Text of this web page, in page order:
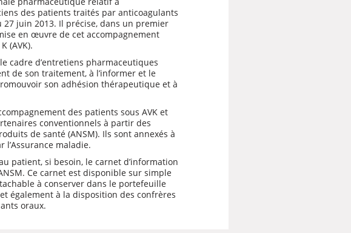
des patients traités par anticoagulants
juin 2013. Il précise, dans un premier
en œuvre de cet accompagnement
(AVK).
cadre d’entretiens pharmaceutiques
de son traitement, à l’informer et le
son adhésion thérapeutique et à
des patients sous AVK et
conventionnels à partir des
de santé (ANSM). Ils sont annexés à
l’Assurance maladie.
patient, si besoin, le carnet d’information
Ce carnet est disponible sur simple
à conserver dans le portefeuille
également à la disposition des confrères
oraux.